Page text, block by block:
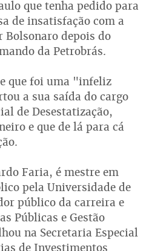
que tenha pedido para
de insatisfação com a
Bolsonaro depois do
da Petrobrás.
que foi uma "infeliz
a sua saída do cargo
de Desestatização,
e que de lá para cá
Faria, é mestre em
pela Universidade de
público da carreira e
Públicas e Gestão
na Secretaria Especial
de Investimentos